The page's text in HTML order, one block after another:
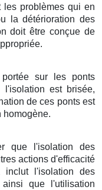
les problèmes qui en
la détérioration des
doit être conçue de
sur les ponts
est brisée,
de ces ponts est
homogène.
que l'isolation des
actions d'efficacité
inclut l'isolation des
que l'utilisation